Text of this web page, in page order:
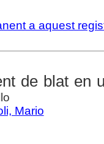
a aquest
de blat en
Mario